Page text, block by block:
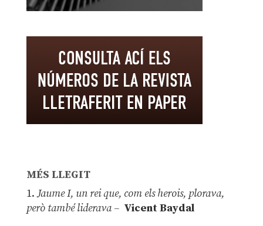
MÉS LLEGIT
1.Jaume I, un rei que, com els herois, plorava,
però també liderava – Vicent Baydal